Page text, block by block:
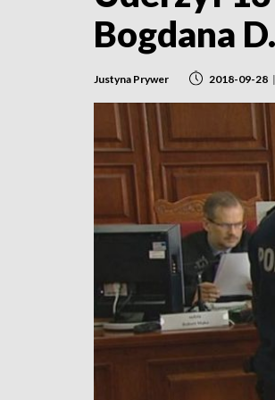
Bogdana
Justyna Prywer 2018-09-28 |